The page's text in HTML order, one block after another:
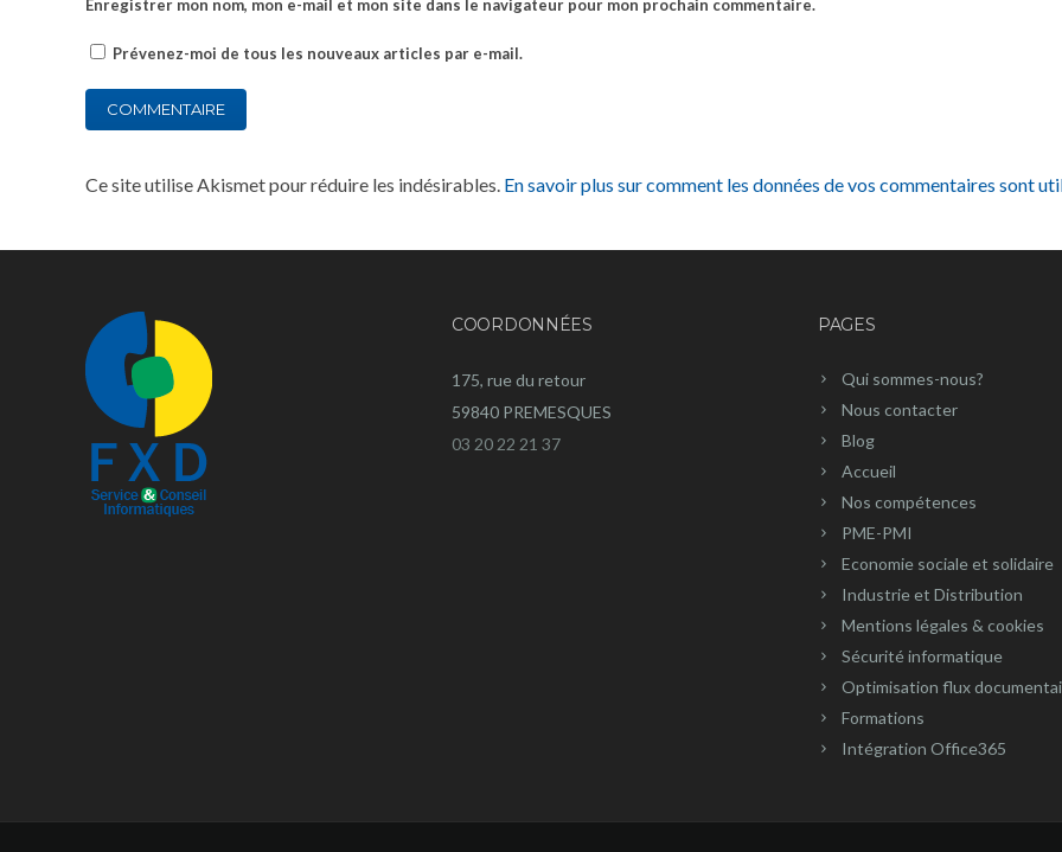
Enregistrer mon nom, mon e-mail et mon site dans le navigateur pour mon prochain commentaire.
Prévenez-moi de tous les nouveaux articles par e-mail.
Ce site utilise Akismet pour réduire les indésirables. En savoir plus sur comment les données de vos commentaires sont
COORDONNÉES
175, rue du retour
59840 PREMESQUES
03 20 22 21 37
PAGES
Qui sommes-nous?
Nous contacter
Blog
Accueil
Nos compétences
PME-PMI
Economie sociale et solidaire
Industrie et Distribution
Mentions légales & cookies
Sécurité informatique
Optimisation flux
Formations
Intégration Office365